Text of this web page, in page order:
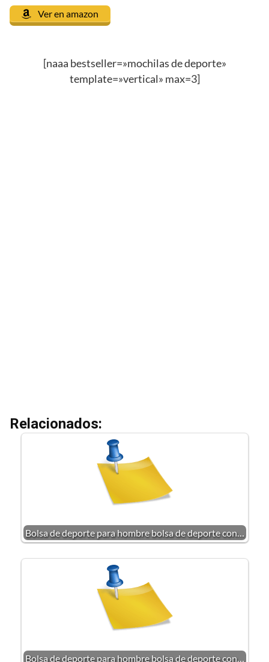
Ver en amazon
[naaa bestseller=»mochilas de deporte»
template=»vertical» max=3]
Relacionados:
Bolsa de deporte para hombre bolsa de deporte con…
Bolsa de deporte para hombre bolsa de deporte con…